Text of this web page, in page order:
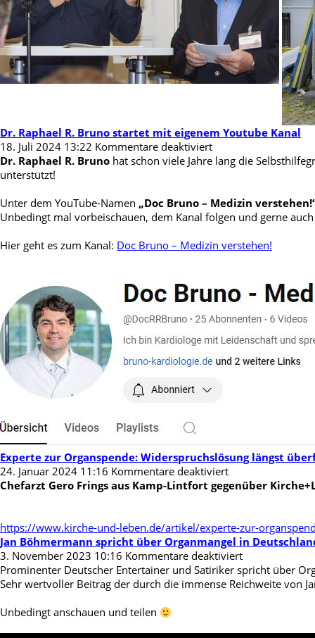
Dr. Raphael R. Bruno startet mit eigenem Youtube Kanal
18. Juli 2024 13:22 Kommentare deaktiviertfür
Dr.
Bruno
startet
eigenem
Dr. Raphael R. Bruno hat schon viele Jahre lang die
unterstützt!
Unter dem YouTube-Namen „Doc Bruno – Medizin
Unbedingt mal vorbeischauen, dem Kanal folgen und gerne
Hier geht es zum Kanal: Doc Bruno – Medizin verstehen!
Experte zur Organspende: Widerspruchslösung längst
24. Januar 2024 11:16 Kommentare deaktiviertfür
Experte
längst
überfällig
Chefarzt Gero Frings aus Kamp-Lintfort gegenüber
https://www.kirche-und-leben.de/artikel/experte-zur-
Jan Böhmermann spricht über Organmangel in
3. November 2023 10:16 Kommentare deaktiviertfür
Jan
Böhmermann
Prominenter Deutscher Entertainer und Satiriker spricht über
Sehr wertvoller Beitrag der durch die immense Reichweite von
Unbedingt anschauen und teilen